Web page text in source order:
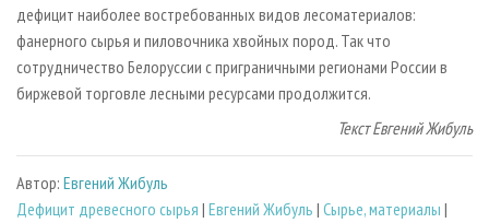
дефицит наиболее востребованных видов лесоматериалов:
фанерного сырья и пиловочника хвойных пород. Так что
сотрудничество Белоруссии с приграничными регионами России в
биржевой торговле лесными ресурсами продолжится.
Текст Евгений Жибуль
Автор: Евгений Жибуль
Дефицит древесного сырья | Евгений Жибуль | Сырье, материалы |